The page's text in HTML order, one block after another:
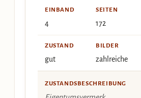
EINBAND
4
SEITEN
172
ZUSTAND
gut
BILDER
zahlreiche
ZUSTANDSBESCHREIBUNG